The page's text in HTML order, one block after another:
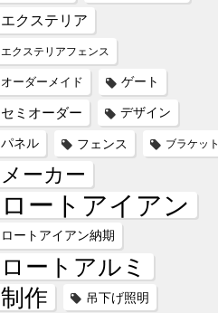
エクステリア
エクステリアフェンス
オーダーメイド ゲート
セミオーダー デザイン
パネル フェンス ブラケット
メーカー
ロートアイアン
ロートアイアン納期
ロートアルミ
制作
吊下げ照明